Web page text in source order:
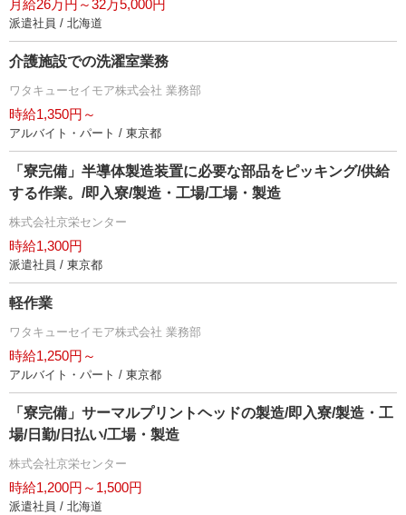
月給26万円～32万5,000円
派遣社員 / 北海道
介護施設での洗濯室業務
ワタキューセイモア株式会社 業務部
時給1,350円～
アルバイト・パート / 東京都
「寮完備」半導体製造装置に必要な部品をピッキング/供給
する作業。/即入寮/製造・工場/工場・製造
株式会社京栄センター
時給1,300円
派遣社員 / 東京都
軽作業
ワタキューセイモア株式会社 業務部
時給1,250円～
アルバイト・パート / 東京都
「寮完備」サーマルプリントヘッドの製造/即入寮/製造・工
場/日勤/日払い/工場・製造
株式会社京栄センター
時給1,200円～1,500円
派遣社員 / 北海道